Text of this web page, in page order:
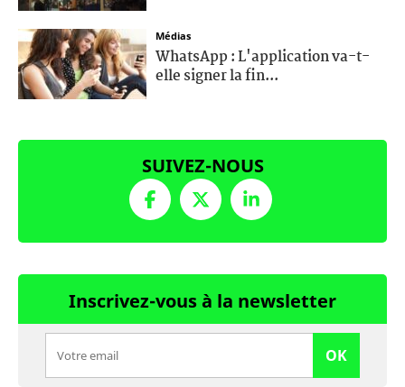
Médias
WhatsApp : L'application va-t-
elle signer la fin...
SUIVEZ-NOUS
Inscrivez-vous à la newsletter
OK